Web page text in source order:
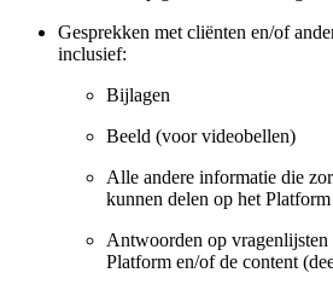
Gesprekken met cliënten en/of
inclusief:
Bijlagen
Beeld (voor videobellen)
Alle andere informatie die
kunnen delen op het Platform
Antwoorden op vragenlijsten
Platform en/of de content